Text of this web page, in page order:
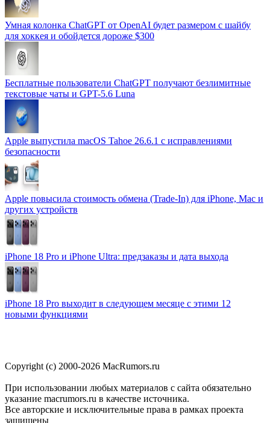
Умная колонка ChatGPT от OpenAI будет размером с шайбу
для хоккея и обойдется дороже $300
Бесплатные пользователи ChatGPT получают безлимитные
текстовые чаты и GPT-5.6 Luna
Apple выпустила macOS Tahoe 26.6.1 с исправлениями
безопасности
Apple повысила стоимость обмена (Trade-In) для iPhone, Mac и
других устройств
iPhone 18 Pro и iPhone Ultra: предзаказы и дата выхода
iPhone 18 Pro выходит в следующем месяце с этими 12
новыми функциями
Copyright (c) 2000-2026 MacRumors.ru
При использовании любых материалов с сайта обязательно
указание macrumors.ru в качестве источника.
Все авторские и исключительные права в рамках проекта
защищены